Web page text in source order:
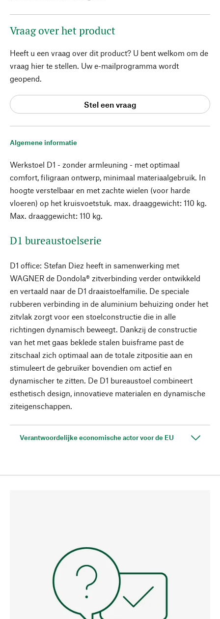
Algemene informatie
Werkstoel D1 - zonder armleuning - met optimaal
comfort, filigraan ontwerp, minimaal materiaalgebruik. In
hoogte verstelbaar en met zachte wielen (voor harde
vloeren) op het kruisvoetstuk. max. draaggewicht: 110 kg.
Max. draaggewicht: 110 kg.
D1 bureaustoelserie
D1 office: Stefan Diez heeft in samenwerking met
WAGNER de Dondola® zitverbinding verder ontwikkeld
en vertaald naar de D1 draaistoelfamilie. De speciale
rubberen verbinding in de aluminium behuizing onder het
zitvlak zorgt voor een stoelconstructie die in alle
richtingen dynamisch beweegt. Dankzij de constructie
van het met gaas beklede stalen buisframe past de
zitschaal zich optimaal aan de totale zitpositie aan en
stimuleert de gebruiker bovendien om actief en
dynamischer te zitten. De D1 bureaustoel combineert
esthetisch design, innovatieve materialen en dynamische
ziteigenschappen.
Verantwoordelijke economische actor voor de EU
Vraag over het product
Heeft u een vraag over dit product? U bent welkom om de
vraag hier te stellen. Uw e-mailprogramma wordt
geopend.
Stel een vraag